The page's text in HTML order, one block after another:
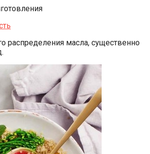
распределения масла, существенно